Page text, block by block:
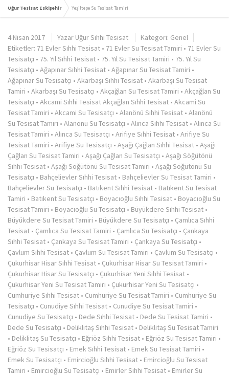
Uğur Tesisat Eskişehir Yeşiltepe Su Tesisat Tamiri
4 Nisan 2017 Yazar Uğur Sıhhi Tesisat Kategori: Genel
Etiketler: 71 Evler Sıhhi Tesisat • 71 Evler Su Tesisat Tamiri • 71 Evler Su
Tesisatçı • 75. Yıl Sıhhi Tesisat • 75. Yıl Su Tesisat Tamiri • 75. Yıl Su
Tesisatçı • Ağapınar Sıhhi Tesisat • Ağapınar Su Tesisat Tamiri •
Ağapınar Su Tesisatçı • Akarbaşı Sıhhi Tesisat • Akarbaşı Su Tesisat
Tamiri • Akarbaşı Su Tesisatçı • Akçağlan Su Tesisat Tamiri • Akçağlan Su
Tesisatçı • Akcami Sıhhi Tesisat Akçağlan Sıhhi Tesisat • Akcami Su
Tesisat Tamiri • Akcami Su Tesisatçı • Alanönü Sıhhi Tesisat • Alanönü
Su Tesisat Tamiri • Alanönü Su Tesisatçı • Alınca Sıhhi Tesisat • Alınca Su
Tesisat Tamiri • Alınca Su Tesisatçı • Arifiye Sıhhi Tesisat • Arifiye Su
Tesisat Tamiri • Arifiye Su Tesisatçı • Aşağı Çağlan Sıhhi Tesisat • Aşağı
Çağlan Su Tesisat Tamiri • Aşağı Çağlan Su Tesisatçı • Aşağı Söğütönü
Sıhhi Tesisat • Aşağı Söğütönü Su Tesisat Tamiri • Aşağı Söğütönü Su
Tesisatçı • Bahçelievler Sıhhi Tesisat • Bahçelievler Su Tesisat Tamiri •
Bahçelievler Su Tesisatçı • Batıkent Sıhhi Tesisat • Batıkent Su Tesisat
Tamiri • Batıkent Su Tesisatçı • Boyacıoğlu Sıhhi Tesisat • Boyacıoğlu Su
Tesisat Tamiri • Boyacıoğlu Su Tesisatçı • Büyükdere Sıhhi Tesisat •
Büyükdere Su Tesisat Tamiri • Büyükdere Su Tesisatçı • Çamlıca Sıhhi
Tesisat • Çamlıca Su Tesisat Tamiri • Çamlıca Su Tesisatçı • Çankaya
Sıhhi Tesisat • Çankaya Su Tesisat Tamiri • Çankaya Su Tesisatçı •
Çavlum Sıhhi Tesisat • Çavlum Su Tesisat Tamiri • Çavlum Su Tesisatçı •
Çukurhisar Hisar Sıhhi Tesisat • Çukurhisar Hisar Su Tesisat Tamiri •
Çukurhisar Hisar Su Tesisatçı • Çukurhisar Yeni Sıhhi Tesisat •
Çukurhisar Yeni Su Tesisat Tamiri • Çukurhisar Yeni Su Tesisatçı •
Cumhuriye Sıhhi Tesisat • Cumhuriye Su Tesisat Tamiri • Cumhuriye Su
Tesisatçı • Cunudiye Sıhhi Tesisat • Cunudiye Su Tesisat Tamiri •
Cunudiye Su Tesisatçı • Dede Sıhhi Tesisat • Dede Su Tesisat Tamiri •
Dede Su Tesisatçı • Deliklitaş Sıhhi Tesisat • Deliklitaş Su Tesisat Tamiri
• Deliklitaş Su Tesisatçı • Eğriöz Sıhhi Tesisat • Eğriöz Su Tesisat Tamiri •
Eğriöz Su Tesisatçı • Emek Sıhhi Tesisat • Emek Su Tesisat Tamiri •
Emek Su Tesisatçı • Emircioğlu Sıhhi Tesisat • Emircioğlu Su Tesisat
Tamiri • Emircioğlu Su Tesisatçı • Emirler Sıhhi Tesisat • Emirler Su